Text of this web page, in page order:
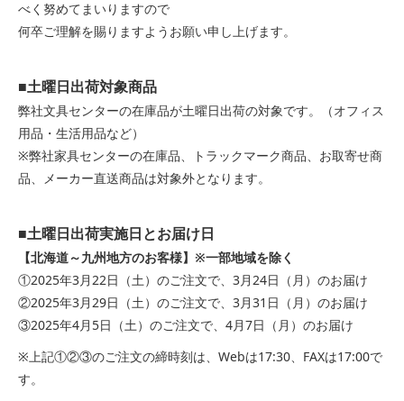
べく努めてまいりますので
何卒ご理解を賜りますようお願い申し上げます。
■土曜日出荷対象商品
弊社文具センターの在庫品が土曜日出荷の対象です。（オフィス
用品・生活用品など）
※弊社家具センターの在庫品、トラックマーク商品、お取寄せ商
品、メーカー直送商品は対象外となります。
■土曜日出荷実施日とお届け日
【北海道～九州地方のお客様】※一部地域を除く
①2025年3月22日（土）のご注文で、3月24日（月）のお届け
②2025年3月29日（土）のご注文で、3月31日（月）のお届け
③2025年4月5日（土）のご注文で、4月7日（月）のお届け
※上記①②③のご注文の締時刻は、Webは17:30、FAXは17:00で
す。